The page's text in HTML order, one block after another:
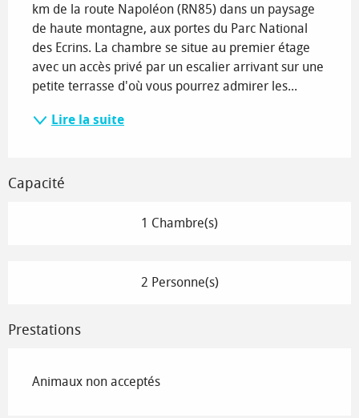
km de la route Napoléon (RN85) dans un paysage
de haute montagne, aux portes du Parc National
des Ecrins. La chambre se situe au premier étage
avec un accès privé par un escalier arrivant sur une
petite terrasse d'où vous pourrez admirer les...
Lire la suite
Capacité
1 Chambre(s)
2 Personne(s)
Prestations
Animaux non acceptés